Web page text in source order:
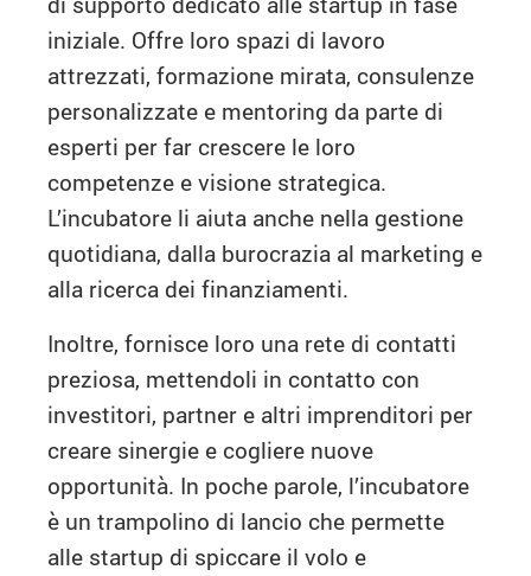
iniziale. Offre loro spazi di lavoro
attrezzati, formazione mirata, consulenze
personalizzate e mentoring da parte di
esperti per far crescere le loro
competenze e visione strategica.
L’incubatore li aiuta anche nella gestione
quotidiana, dalla burocrazia al marketing e
alla ricerca dei finanziamenti.
Inoltre, fornisce loro una rete di contatti
preziosa, mettendoli in contatto con
investitori, partner e altri imprenditori per
creare sinergie e cogliere nuove
opportunità. In poche parole, l’incubatore
è un trampolino di lancio che permette
alle startup di spiccare il volo e